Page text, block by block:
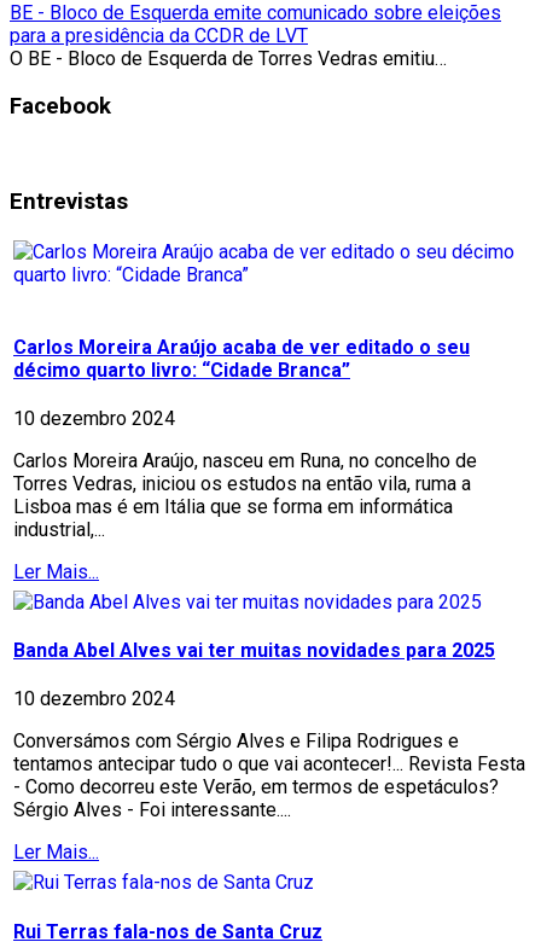
BE - Bloco de Esquerda emite comunicado sobre eleições
para a presidência da CCDR de LVT
O BE - Bloco de Esquerda de Torres Vedras emitiu…
Facebook
Entrevistas
Carlos Moreira Araújo acaba de ver editado o seu
décimo quarto livro: “Cidade Branca”
10 dezembro 2024
Carlos Moreira Araújo, nasceu em Runa, no concelho de
Torres Vedras, iniciou os estudos na então vila, ruma a
Lisboa mas é em Itália que se forma em informática
industrial,...
Ler Mais...
Banda Abel Alves vai ter muitas novidades para 2025
10 dezembro 2024
Conversámos com Sérgio Alves e Filipa Rodrigues e
tentamos antecipar tudo o que vai acontecer!... Revista Festa
- Como decorreu este Verão, em termos de espetáculos?
Sérgio Alves - Foi interessante....
Ler Mais...
Rui Terras fala-nos de Santa Cruz